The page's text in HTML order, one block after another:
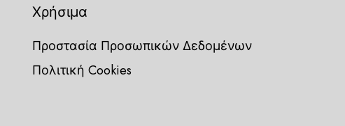
Χρήσιμα
Προστασία Προσωπικών Δεδομένων
Πολιτική Cookies